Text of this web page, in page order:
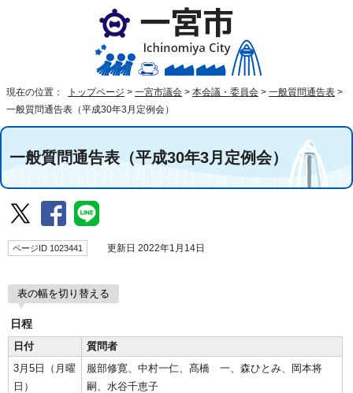
現在の位置： トップページ > 一宮市議会 > 本会議・委員会 > 一般質問通告表 >
一般質問通告表（平成30年3月定例会）
一般質問通告表（平成30年3月定例会）
ページID 1023441 更新日 2022年1月14日
表の幅を切り替える
日程
日付
質問者
3月5日（月曜
日）
服部修寛、中村一仁、髙橋 一、森ひとみ、岡本将
嗣、水谷千恵子